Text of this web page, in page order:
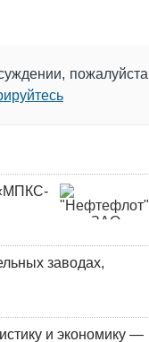
пожалуйста
«МПКС-
заводах,
и экономику —